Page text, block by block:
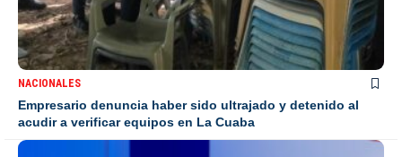
NACIONALES
Empresario denuncia haber sido ultrajado y detenido al
acudir a verificar equipos en La Cuaba